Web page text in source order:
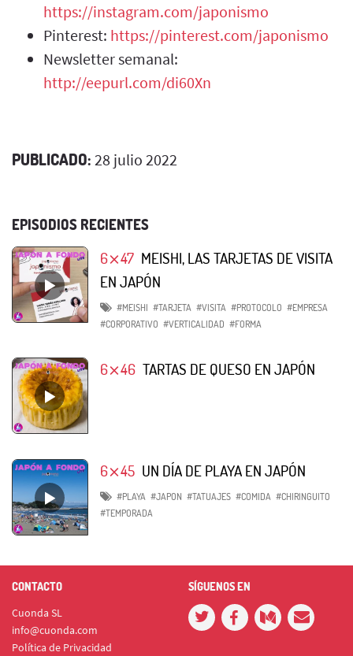
https://instagram.com/japonismo
Pinterest: https://pinterest.com/japonismo
Newsletter semanal:
http://eepurl.com/di60Xn
PUBLICADO: 28 julio 2022
EPISODIOS RECIENTES
6⨯47 MEISHI, LAS TARJETAS DE VISITA
EN JAPÓN
#MEISHI #TARJETA #VISITA #PROTOCOLO #EMPRESA
#CORPORATIVO #VERTICALIDAD #FORMA
6⨯46 TARTAS DE QUESO EN JAPÓN
6⨯45 UN DÍA DE PLAYA EN JAPÓN
#PLAYA #JAPON #TATUAJES #COMIDA #CHIRINGUITO
#TEMPORADA
CONTACTO
Cuonda SL
info@cuonda.com
Política de Privacidad
SÍGUENOS EN